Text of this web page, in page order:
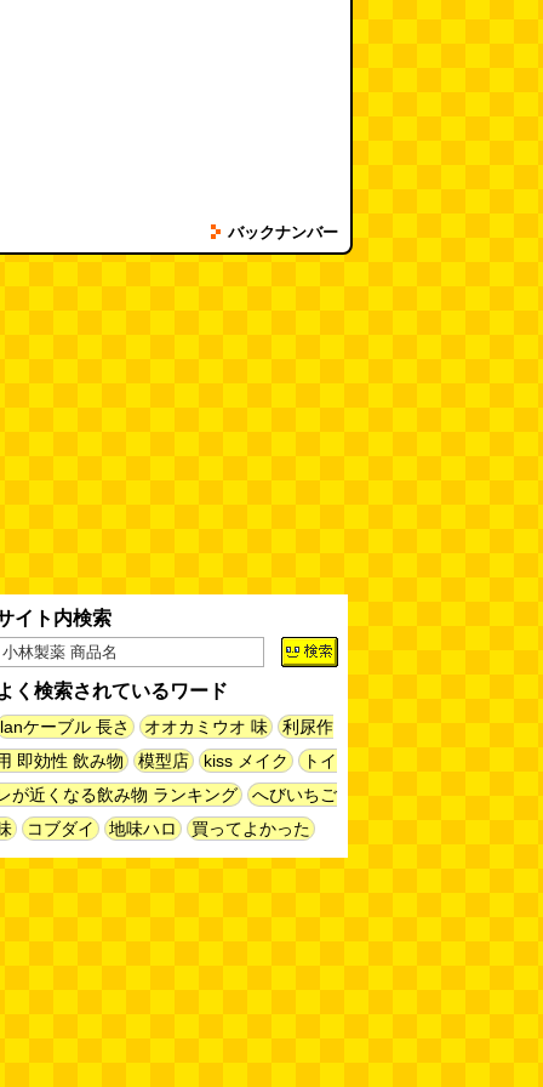
ンアワード受賞 …
ロー 外付けHDD 4TB
テレビ録画 nasne 対…
バックナンバー
イト内検索
く検索されているワード
lanケーブル 長さ オオカミウオ 味
利尿作
即効性 飲み物
模型店 kiss メイク
トイ
が近くなる飲み物 ランキング
へびいちご
コブダイ 地味ハロ 買ってよかった